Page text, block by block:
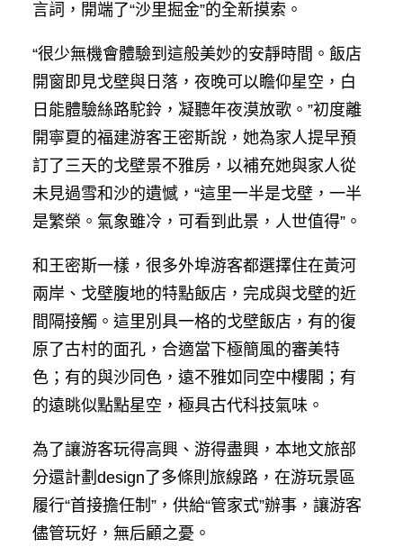
言詞，開端了“沙里掘金”的全新摸索。
“很少無機會體驗到這般美妙的安靜時間。飯店
開窗即見戈壁與日落，夜晚可以瞻仰星空，白
日能體驗絲路駝鈴，凝聽年夜漠放歌。”初度離
開寧夏的福建游客王密斯說，她為家人提早預
訂了三天的戈壁景不雅房，以補充她與家人從
未見過雪和沙的遺憾，“這里一半是戈壁，一半
是繁榮。氣象雖冷，可看到此景，人世值得”。
和王密斯一樣，很多外埠游客都選擇住在黃河
兩岸、戈壁腹地的特點飯店，完成與戈壁的近
間隔接觸。這里別具一格的戈壁飯店，有的復
原了古村的面孔，合適當下極簡風的審美特
色；有的與沙同色，遠不雅如同空中樓閣；有
的遠眺似點點星空，極具古代科技氣味。
為了讓游客玩得高興、游得盡興，本地文旅部
分還計劃design了多條則旅線路，在游玩景區
履行“首接擔任制”，供給“管家式”辦事，讓游客
儘管玩好，無后顧之憂。